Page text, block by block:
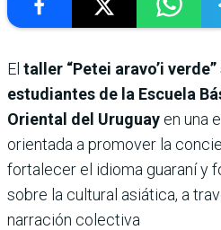
El taller “Petei aravo’i
estudiantes de la Escuela
Oriental del Uruguay en una
orientada a promover la
fortalecer el idioma guaraní y
sobre la cultural asiática, a
narración colectiva